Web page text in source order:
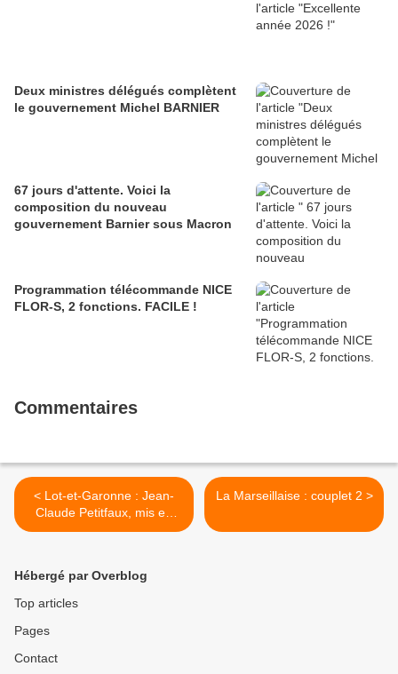
Deux ministres délégués complètent
le gouvernement Michel BARNIER
67 jours d'attente. Voici la
composition du nouveau
gouvernement Barnier sous Macron
Programmation télécommande NICE
FLOR-S, 2 fonctions. FACILE !
Commentaires
< Lot-et-Garonne : Jean-
Claude Petitfaux, mis en
examen vendredi soir pour
La Marseillaise : couplet 2 >
Hébergé par Overblog
Top articles
Pages
Contact